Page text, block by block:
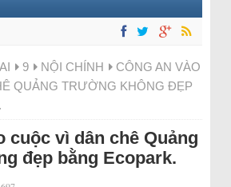
9 NỘI CHÍNH
CÔNG AN VÀO
QUẢNG TRƯỜNG KHÔNG ĐẸP
cuộc vì dân chê Quảng
đẹp bằng Ecopark.